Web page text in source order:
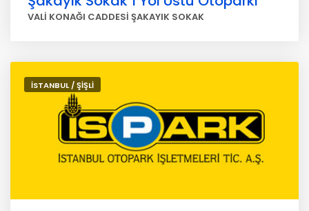
VALİ KONAĞI CADDESİ ŞAKAYIK SOKAK
İSTANBUL / ŞİŞLİ